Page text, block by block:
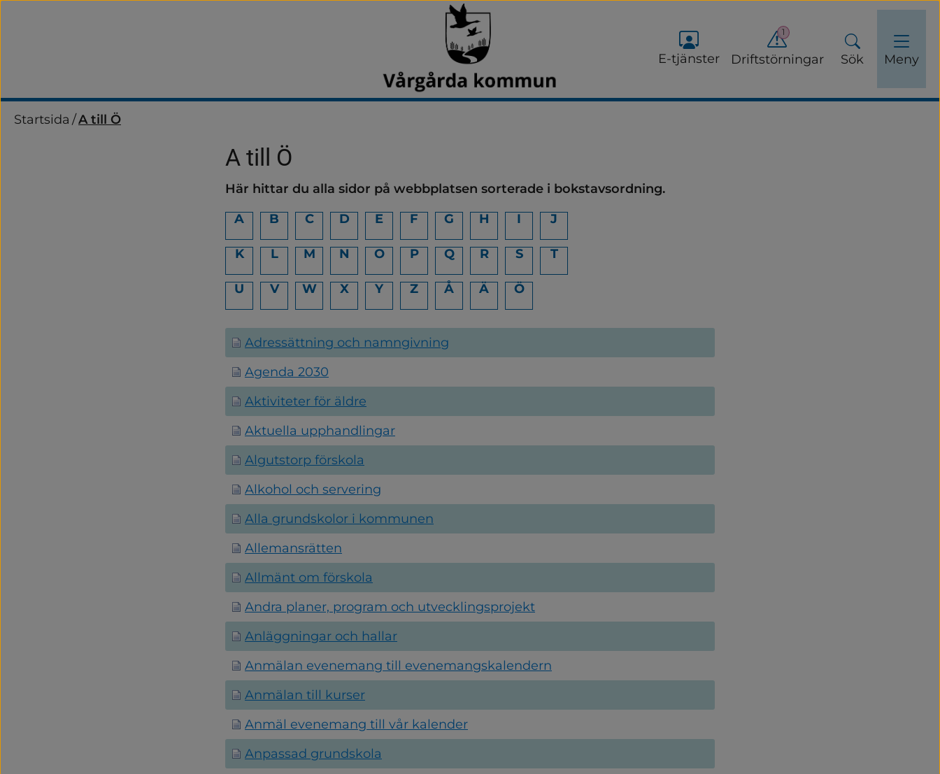
E-tjänster Driftstörningar
1
Sök Meny
Startsida /A till Ö
A till Ö
Här hittar du alla sidor på webbplatsen sorterade i bokstavsordning.
A
B C D E F G H I J
K L M N O P Q R S T
U V W X Y Z Å Ä Ö
Adressättning och namngivning
Agenda 2030
Aktiviteter för äldre
Aktuella upphandlingar
Algutstorp förskola
Alkohol och servering
Alla grundskolor i kommunen
Allemansrätten
Allmänt om förskola
Andra planer, program och utvecklingsprojekt
Anläggningar och hallar
Anmälan evenemang till evenemangskalendern
Anmälan till kurser
Anmäl evenemang till vår kalender
Anpassad grundskola